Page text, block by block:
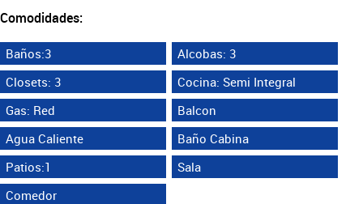
Comodidades:
Baños:3
Alcobas: 3
Closets: 3
Cocina: Semi Integral
Gas: Red
Balcon
Agua Caliente
Baño Cabina
Patios:1
Sala
Comedor